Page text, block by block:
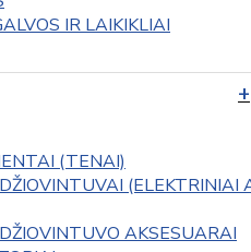
IR LAIKIKLIAI
(TENAI)
(ELEKTRINIAI
AKSESUARAI